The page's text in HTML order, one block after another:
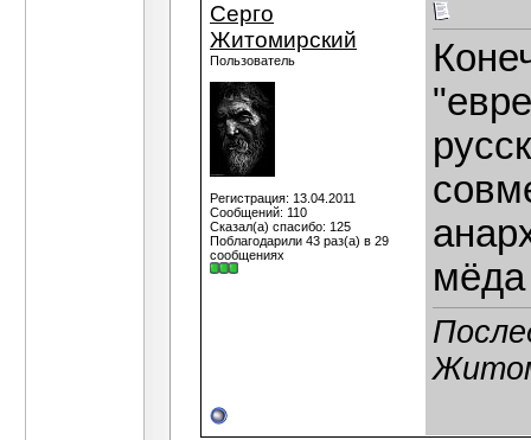
Серго
Житомирский
Пользователь
Регистрация: 13.04.2011
Сообщений: 110
Сказал(а) спасибо: 125
Поблагодарили 43 раз(а) в 29
сообщениях
мёда